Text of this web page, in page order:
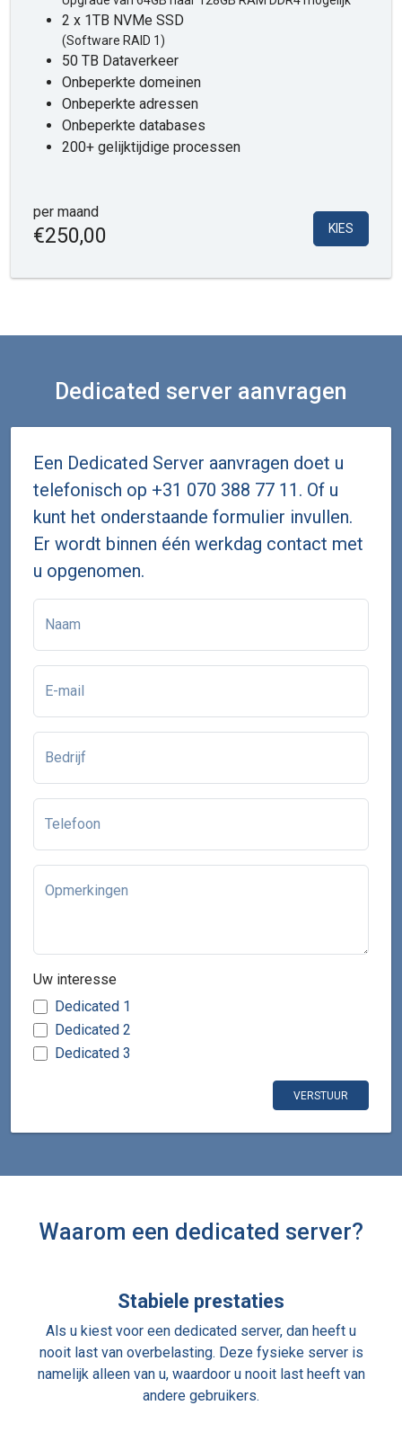
2 x 1TB NVMe SSD
(Software RAID 1)
50 TB Dataverkeer
Onbeperkte domeinen
Onbeperkte adressen
Onbeperkte databases
200+ gelijktijdige processen
per maand
€250,00 KIES
Dedicated server aanvragen
Een Dedicated Server aanvragen doet u
telefonisch op +31 070 388 77 11 . Of u
kunt het onderstaande formulier invullen.
Er wordt binnen één werkdag contact met
u opgenomen.
Naam
E-mail
Bedrijf
Telefoon
Opmerkingen
Uw interesse
Dedicated 1
Dedicated 2
Dedicated 3
VERSTUUR
Waarom een dedicated server?
Stabiele prestaties
Als u kiest voor een dedicated server, dan heeft u
nooit last van overbelasting. Deze fysieke server is
namelijk alleen van u, waardoor u nooit last heeft van
andere gebruikers.